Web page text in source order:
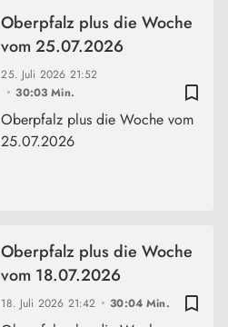
bookmark_border
25. Juli 2026 21:52
30:03 Min.
Oberpfalz plus die Woche
vom 25.07.2026
Oberpfalz plus die Woche vom
25.07.2026
bookmark_border
18. Juli 2026 21:42 30:04 Min.
Oberpfalz plus die Woche
vom 18.07.2026